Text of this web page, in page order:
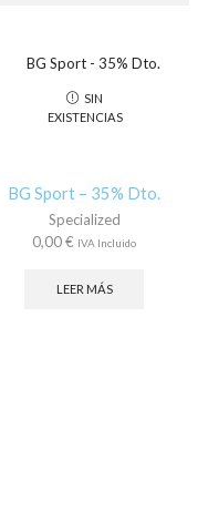
SIN
EXISTENCIAS
BG Sport – 35% Dto.
Specialized
0,00€ IVA Incluido
LEER MÁS